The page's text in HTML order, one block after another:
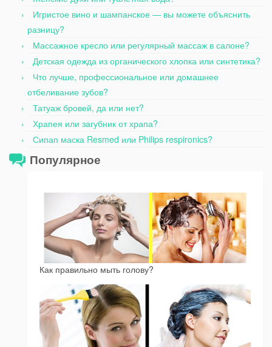
Игристое вино и шампанское — вы можете объяснить
разницу?
Массажное кресло или регулярный массаж в салоне?
Детская одежда из органического хлопка или синтетика?
Что лучше, профессиональное или домашнее
отбеливание зубов?
Татуаж бровей, да или нет?
Храпея или загубник от храпа?
Сипап маска Resmed или Philips respironics?
Популярное
Как правильно мыть голову?